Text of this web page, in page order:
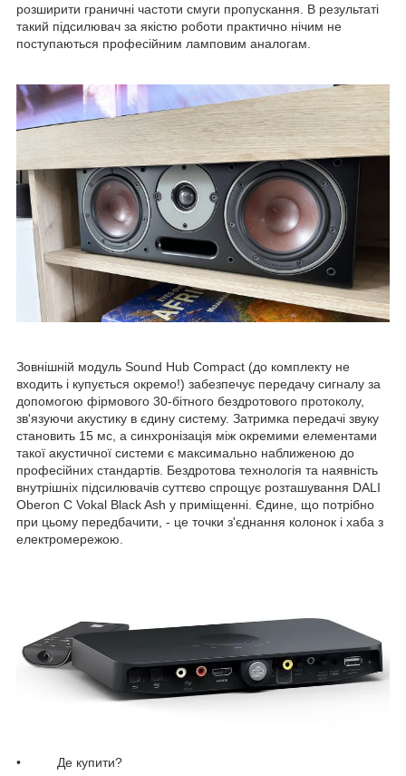
розширити граничні частоти смуги пропускання. В результаті
такий підсилювач за якістю роботи практично нічим не
поступаються професійним ламповим аналогам.
Зовнішній модуль Sound Hub Compact (до комплекту не
входить і купується окремо!) забезпечує передачу сигналу за
допомогою фірмового 30-бітного бездротового протоколу,
зв'язуючи акустику в єдину систему. Затримка передачі звуку
становить 15 мс, а синхронізація між окремими елементами
такої акустичної системи є максимально наближеною до
професійних стандартів. Бездротова технологія та наявність
внутрішніх підсилювачів суттєво спрощує розташування DALI
Oberon С Vokal Black Ash у приміщенні. Єдине, що потрібно
при цьому передбачити, - це точки з'єднання колонок і хаба з
електромережою.
• Де купити?